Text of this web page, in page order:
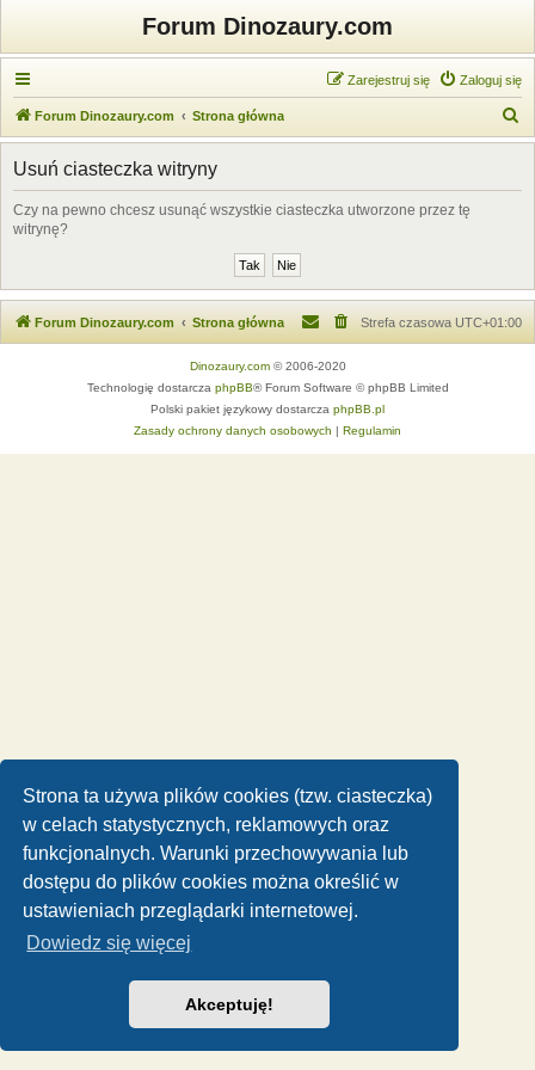
Strona ta używa plików cookies (tzw. ciasteczka)
w celach statystycznych, reklamowych oraz
funkcjonalnych. Warunki przechowywania lub
dostępu do plików cookies można określić w
ustawieniach przeglądarki internetowej.
Dowiedz się więcej
Akceptuję!
Forum Dinozaury.com
Zaloguj się
Zarejestruj się
Forum Dinozaury.com Strona główna
z
Usuń ciasteczka witryny
Czy na pewno chcesz usunąć wszystkie ciasteczka utworzone przez tę
witrynę?
Forum Dinozaury.com Strona główna Strefa czasowa UTC+01:00
Dinozaury.com© 2006-2020
Technologię dostarcza phpBB® Forum Software © phpBB Limited
Polski pakiet językowy dostarcza phpBB.pl
Zasady ochrony danych osobowych | Regulamin